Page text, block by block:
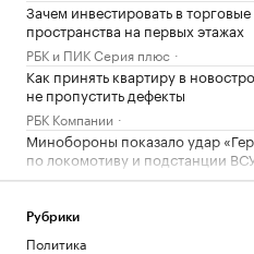
Зачем инвестировать в торговые
пространства на первых этажах
РБК и ПИК Серия плюс
Как принять квартиру в
не пропустить дефекты
РБК Компании
Минобороны показало удар
по локомотиву и подстанции
Политика
четвертый круг «тысячника»
Торонто
Рубрики
Политика